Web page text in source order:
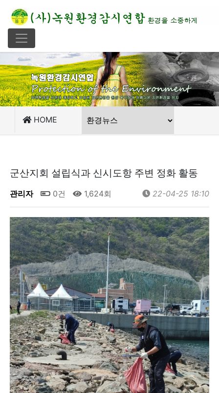
HOME
군산지회 설립식과 신시도항 주변 정화 활동
관리자 0건 1,624회 22-04-25 18:10